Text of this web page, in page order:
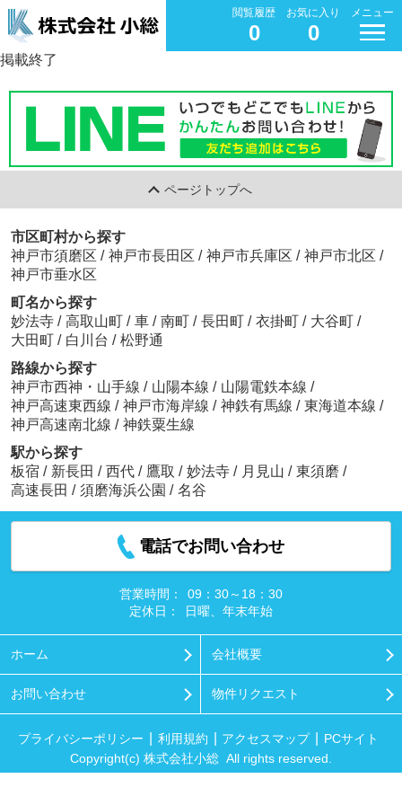
閲覧履歴
0
お気に入り
0
メニュー
掲載終了
ページトップへ
市区町村から探す
神戸市須磨区 / 神戸市長田区 / 神戸市兵庫区 / 神戸市北区 /
神戸市垂水区
町名から探す
妙法寺 / 高取山町 / 車 / 南町 / 長田町 / 衣掛町 / 大谷町 /
大田町 / 白川台 / 松野通
路線から探す
神戸市西神・山手線 / 山陽本線 / 山陽電鉄本線 /
神戸高速東西線 / 神戸市海岸線 / 神鉄有馬線 / 東海道本線 /
神戸高速南北線 / 神鉄粟生線
駅から探す
板宿 / 新長田 / 西代 / 鷹取 / 妙法寺 / 月見山 / 東須磨 /
高速長田 / 須磨海浜公園 / 名谷
電話でお問い合わせ
営業時間：
09：30～18：30
定休日：
日曜、年末年始
ホーム 会社概要
お問い合わせ 物件リクエスト
プライバシーポリシー 利用規約 アクセスマップ
PCサイト
Copyright(c) 株式会社小総 All rights reserved.